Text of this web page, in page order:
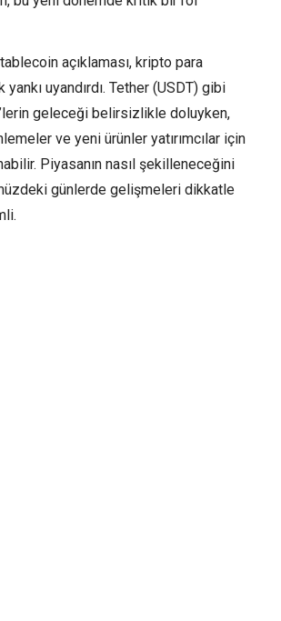
açıklaması, kripto para
yankı uyandırdı. Tether (USDT) gibi
geleceği belirsizlikle doluyken,
ve yeni ürünler yatırımcılar için
Piyasanın nasıl şekilleneceğini
günlerde gelişmeleri dikkatle